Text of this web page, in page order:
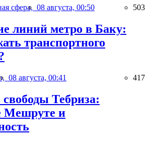
сфера, 08 августа, 00:50 503
линий метро в Баку:
транспортного
08 августа, 00:41 417
Тебриза:
Мешруте и